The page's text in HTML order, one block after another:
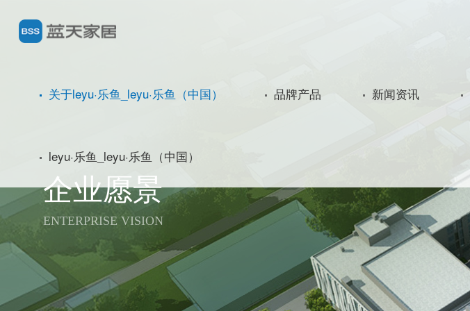
关于leyu·乐鱼_leyu·乐鱼（中国） 品牌产品 新闻资讯
leyu·乐鱼_leyu·乐鱼（中国）
企业愿景
ENTERPRISE VISION